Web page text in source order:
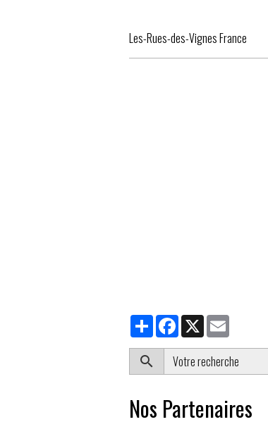
Les-Rues-des-Vignes France
PartagerFacebook
X
Nos Partenaires